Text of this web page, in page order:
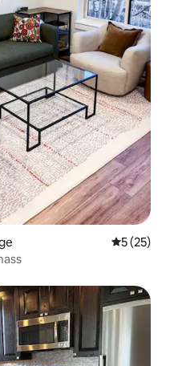
5 de uma
5 (25)